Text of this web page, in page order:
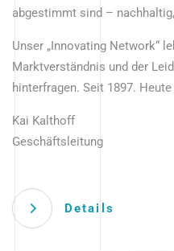
abgestimmt sind –
Unser „Innovating Network“
Marktverständnis und der
hinterfragen. Seit 1897.
Kai Kalthoff
Geschäftsleitung
Details